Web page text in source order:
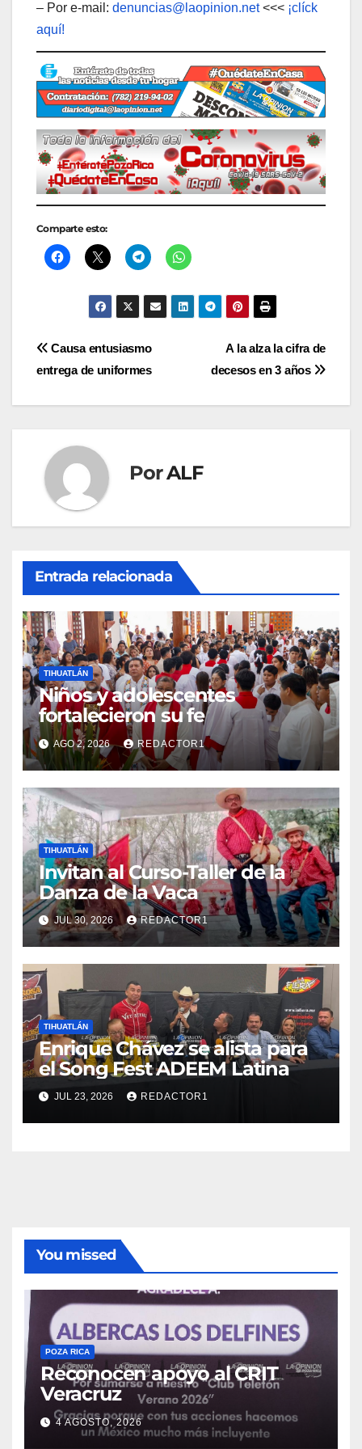
– Por e-mail: denuncias@laopinion.net<<< ¡clíck
aquí!
Comparte esto:
Navegación
de
A la alza la cifra de
decesos en 3 años
Causa entusiasmo
entrega de uniformes
PorALF
Entrada relacionada
TIHUATLÁN
Niños y adolescentes
fortalecieron su fe
AGO 2, 2026 REDACTOR1
TIHUATLÁN
Invitan al Curso-Taller de la
Danza de la Vaca
JUL 30, 2026 REDACTOR1
TIHUATLÁN
Enrique Chávez se alista para
el Song Fest ADEEM Latina
JUL 23, 2026 REDACTOR1
You missed
POZA RICA
Reconocen apoyo al CRIT
Veracruz
4 AGOSTO, 2026